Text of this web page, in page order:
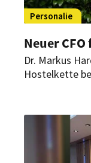
Personalie
Neuer
Dr. Markus
Hostelkette
vorantreiben
und den